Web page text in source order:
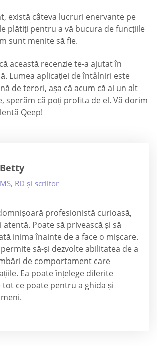
există câteva lucruri enervante pe
plătiți pentru a vă bucura de funcțiile
sunt menite să fie.
această recenzie te-a ajutat în
Lumea aplicației de întâlniri este
de terori, așa că acum că ai un alt
sperăm că poți profita de el. Vă dorim
Qeep!
Betty
MS, RD și scriitor
profesionistă curioasă,
Poate să privească și să
inima înainte de a face o mișcare.
să-și dezvolte abilitatea de a
de comportament care
Ea poate înțelege diferite
tot ce poate pentru a ghida și